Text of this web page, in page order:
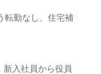
転勤なし、住宅補
入社員から役員